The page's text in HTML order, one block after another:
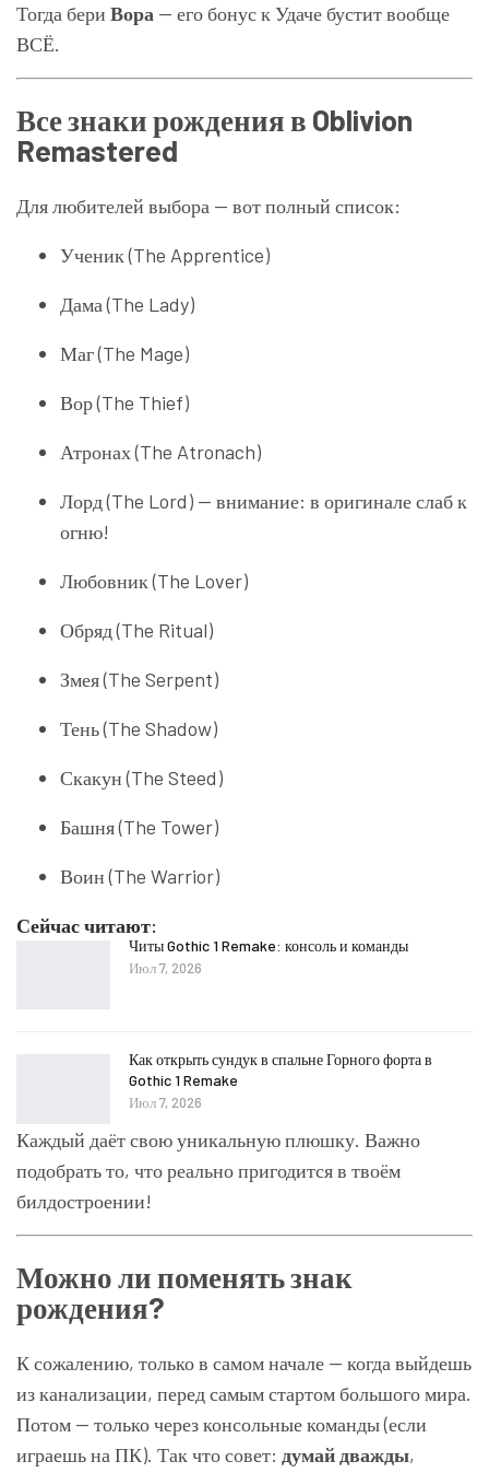
Тогда бери Вора — его бонус к Удаче бустит вообще
ВСЁ.
Все знаки рождения в Oblivion
Remastered
Для любителей выбора — вот полный список:
Ученик (The Apprentice)
Дама (The Lady)
Маг (The Mage)
Вор (The Thief)
Атронах (The Atronach)
Лорд (The Lord) — внимание: в оригинале слаб к
огню!
Любовник (The Lover)
Обряд (The Ritual)
Змея (The Serpent)
Тень (The Shadow)
Скакун (The Steed)
Башня (The Tower)
Воин (The Warrior)
Сейчас читают:
Читы Gothic 1 Remake: консоль и команды
Июл 7, 2026
Как открыть сундук в спальне Горного форта в
Gothic 1 Remake
Июл 7, 2026
Каждый даёт свою уникальную плюшку. Важно
подобрать то, что реально пригодится в твоём
билдостроении!
Можно ли поменять знак
рождения?
К сожалению, только в самом начале — когда выйдешь
из канализации, перед самым стартом большого мира.
Потом — только через консольные команды (если
играешь на ПК). Так что совет: думай дважды,